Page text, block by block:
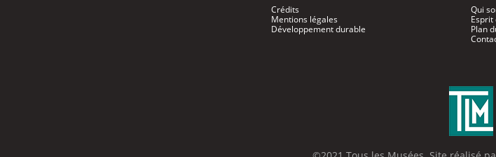
Crédits
Mentions légales
Développement durable
Qui
Esprit
Plan